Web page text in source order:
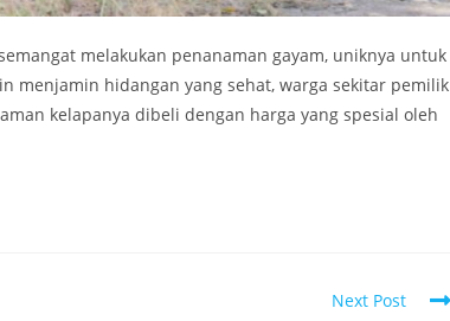
melakukan penanaman gayam, uniknya untuk
menjamin hidangan yang sehat, warga sekitar pemilik
kelapanya dibeli dengan harga yang spesial oleh
Next Post